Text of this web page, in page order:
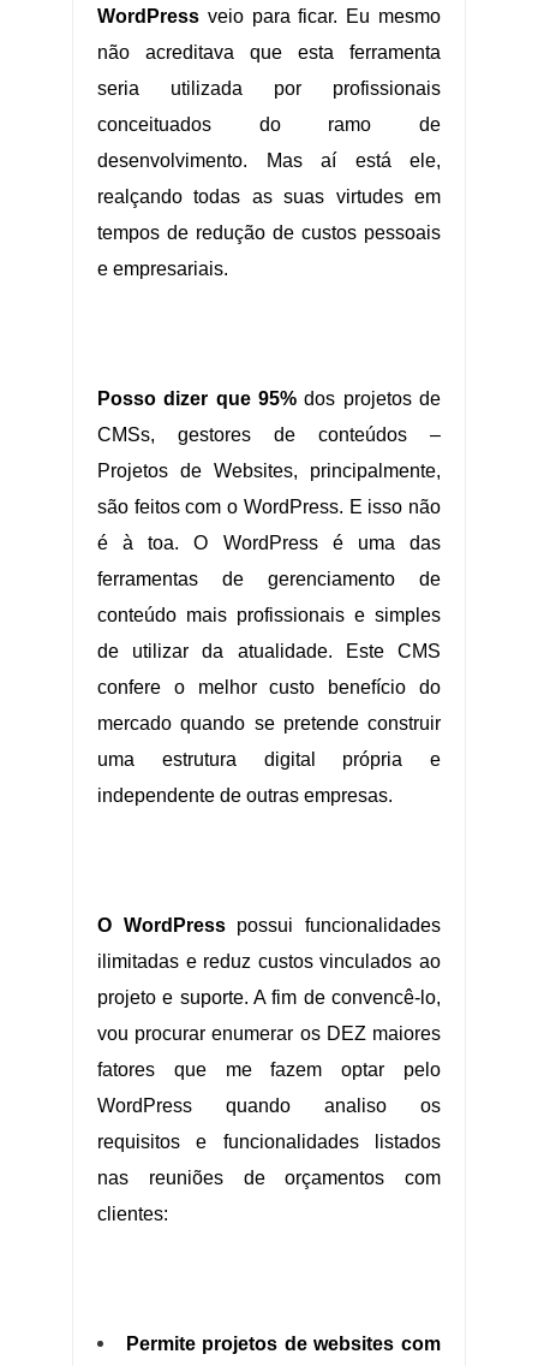
WordPress veio para ficar. Eu mesmo
não acreditava que esta ferramenta
seria utilizada por profissionais
conceituados do ramo de
desenvolvimento. Mas aí está ele,
realçando todas as suas virtudes em
tempos de redução de custos pessoais
e empresariais.
Posso dizer que 95% dos projetos de
CMSs, gestores de conteúdos –
Projetos de Websites, principalmente,
são feitos com o WordPress. E isso não
é à toa. O WordPress é uma das
ferramentas de gerenciamento de
conteúdo mais profissionais e simples
de utilizar da atualidade. Este CMS
confere o melhor custo benefício do
mercado quando se pretende construir
uma estrutura digital própria e
independente de outras empresas.
O WordPresspossui funcionalidades
ilimitadas e reduz custos vinculados ao
projeto e suporte. A fim de convencê-lo,
vou procurar enumerar os DEZ maiores
fatores que me fazem optar pelo
WordPress quando analiso os
requisitos e funcionalidades listados
nas reuniões de orçamentos com
clientes:
Permite projetos de websites com